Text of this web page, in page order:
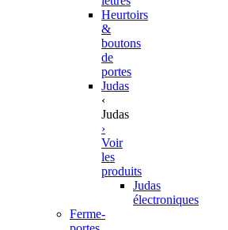
Heurtoirs
&
boutons
de
portes
Judas
‹
Judas
›
Voir
les
produits
Judas
électroniques
Ferme-